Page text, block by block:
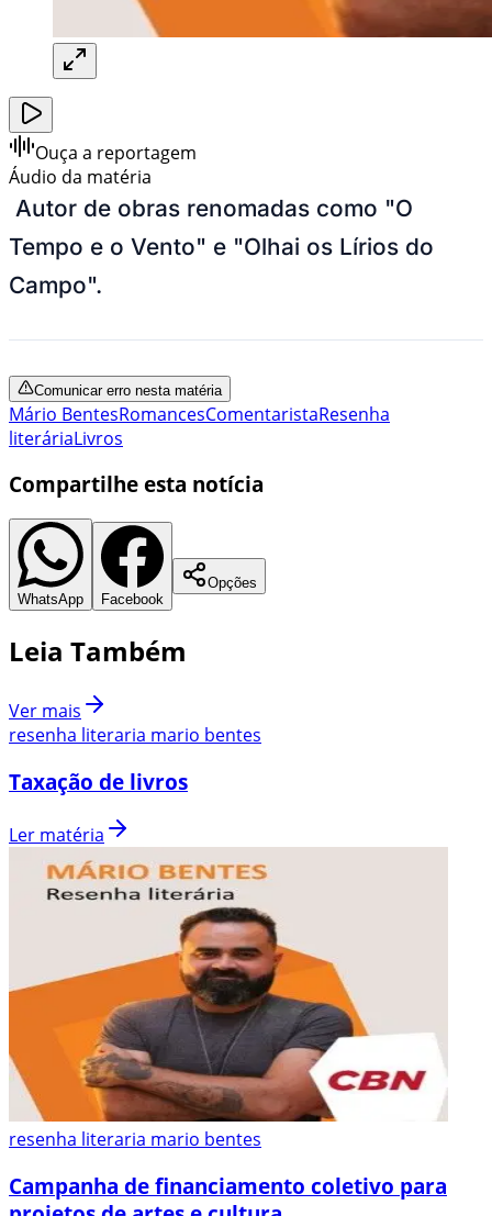
Ouça a reportagem
Áudio da matéria
Autor de obras renomadas como "O
Tempo e o Vento" e "Olhai os Lírios do
Campo".
Comunicar erro nesta matéria
Mário BentesRomancesComentaristaResenha
literáriaLivros
Compartilhe esta notícia
WhatsApp Facebook
Opções
Leia Também
Ver mais
resenha literaria mario bentes
Taxação de livros
Ler matéria
resenha literaria mario bentes
Campanha de financiamento coletivo para